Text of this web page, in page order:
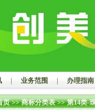
业务范围 办理指南
页>>商标分类表>>第14类-